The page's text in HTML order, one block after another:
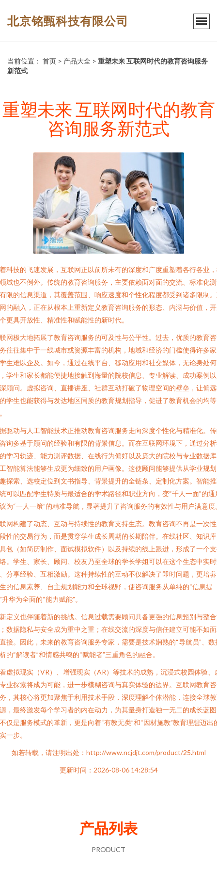
北京铭甄科技有限公司
当前位置： 首页 > 产品大全 > 重塑未来 互联网时代的教育咨询服务
新范式
重塑未来 互联网时代的教育
咨询服务新范式
科技的飞速发展，互联网正以前所未有的深度和广度重塑着各行各业
域也不例外。传统的教育咨询服务，主要依赖面对面的交流、标准化
限的信息渠道，其覆盖范围、响应速度和个性化程度都受到诸多限制
的融入，正在从根本上重新定义教育咨询服务的形态、内涵与价值，
更具开放性、精准性和赋能性的新时代。
网极大地拓展了教育咨询服务的可及性与公平性。过去，优质的教育
往往集中于一线城市或资源丰富的机构，地域和经济的门槛使得许多
生难以企及。如今，通过在线平台、移动应用和社交媒体，无论身处何
学生和家长都能便捷地接触到海量的院校信息、专业解读、成功案例
顾问。虚拟咨询、直播讲座、社群互动打破了物理空间的壁垒，让偏
学生也能获得与发达地区同质的教育规划指导，促进了教育机会的均等
驱动与人工智能技术正推动教育咨询服务走向深度个性化与精准化。
询多基于顾问的经验和有限的背景信息。而在互联网环境下，通过分
学习轨迹、能力测评数据、在线行为偏好以及庞大的院校与专业数据
智能算法能够生成更为细致的用户画像。这使顾问能够提供从学业规
探索、选校定位到文书指导、背景提升的全链条、定制化方案。智能
可以匹配学生特质与最适合的学术路径和职业方向，变“千人一面”的通
为“一人一策”的精准导航，显著提升了咨询服务的有效性与用户满意度
网构建了动态、互动与持续性的教育支持生态。教育咨询不再是一次
性的交易行为，而是贯穿学生成长周期的长期陪伴。在线社区、知识
包（如简历制作、面试模拟软件）以及持续的线上跟进，形成了一个
。学生、家长、顾问、校友乃至全球的学长学姐可以在这个生态中实
分享经验、互相激励。这种持续性的互动不仅解决了即时问题，更培
的信息素养、自主规划能力和全球视野，使咨询服务从单纯的“信息提
升华为全面的“能力赋能”。
定义也伴随着新的挑战。信息过载需要顾问具备更强的信息甄别与整
数据隐私与安全成为重中之重；在线交流的深度与信任建立可能不如
接。因此，未来的教育咨询服务专家，需要是技术娴熟的“导航员”、数
的“解读者”和情感共鸣的“赋能者”三重角色的融合。
虚拟现实（VR）、增强现实（AR）等技术的成熟，沉浸式校园体验、
业探索将成为可能，进一步模糊咨询与真实体验的边界。互联网教育
，其核心将更加聚焦于利用技术手段，深度理解个体潜能，连接全球
，最终激发每个学习者的内在动力，为其量身打造独一无二的成长蓝
仅是服务模式的革新，更是向着“有教无类”和“因材施教”教育理想迈出
一步。
如若转载，请注明出处：http://www.ncjdjt.com/product/25.html
更新时间：2026-08-06 14:28:54
产品列表
PRODUCT